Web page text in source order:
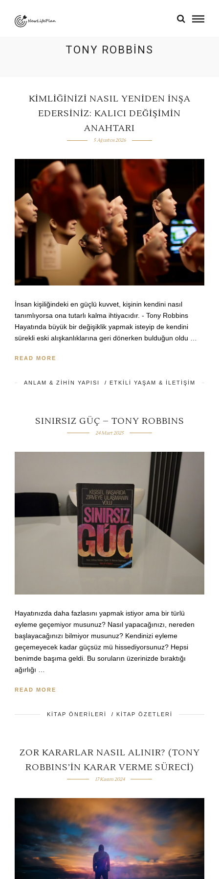
TONY ROBBINS
KIMLIĞINIZI NASIL YENIDEN İNŞA
EDERSINIZ: KALICI DEĞIŞIMIN
ANAHTARI
5 Ağustos 2026
İnsan kişiliğindeki en güçlü kuvvet, kişinin kendini nasıl
tanımlıyorsa ona tutarlı kalma ihtiyacıdır. - Tony Robbins
Hayatında büyük bir değişiklik yapmak isteyip de kendini
sürekli eski alışkanlıklarına geri dönerken bulduğun oldu …
READ MORE
ANLAM & ZIHIN YAPISI / ETKILI YAŞAM & İLETIŞIM
SINIRSIZ GÜÇ – TONY ROBBINS
24 Mart 2025
Hayatınızda daha fazlasını yapmak istiyor ama bir türlü
eyleme geçemiyor musunuz? Nasıl yapacağınızı, nereden
başlayacağınızı bilmiyor musunuz? Kendinizi eyleme
geçemeyecek kadar güçsüz mü hissediyorsunuz? Hepsi
benimde başıma geldi. Bu soruların üzerinizde bıraktığı
ağırlığı …
READ MORE
KITAP ÖNERILERI / KITAP ÖZETLERI
ZOR KARARLAR NASIL ALINIR? (TONY
ROBBINS’IN KARAR VERME SÜRECI)
17 Kasım 2024